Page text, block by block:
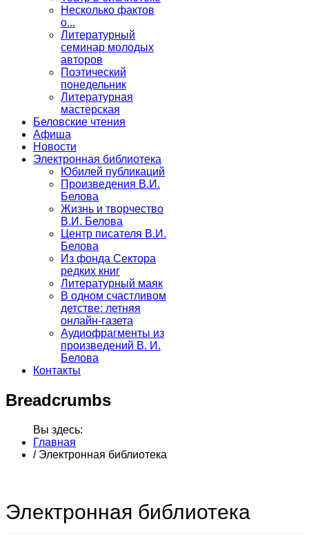
Несколько фактов
о...
Литературный
семинар молодых
авторов
Поэтический
понедельник
Литературная
мастерская
Беловские чтения
Афиша
Новости
Электронная библиотека
Юбилей публикаций
Произведения В.И.
Белова
Жизнь и творчество
В.И. Белова
Центр писателя В.И.
Белова
Из фонда Сектора
редких книг
Литературный маяк
В одном счастливом
детстве: летняя
онлайн-газета
Аудиофрагменты из
произведений В. И.
Белова
Контакты
Breadcrumbs
Вы здесь:
Главная
/ Электронная библиотека
Электронная библиотека